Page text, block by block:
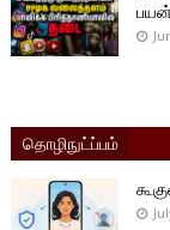
தொழிநுட்ப்பம்